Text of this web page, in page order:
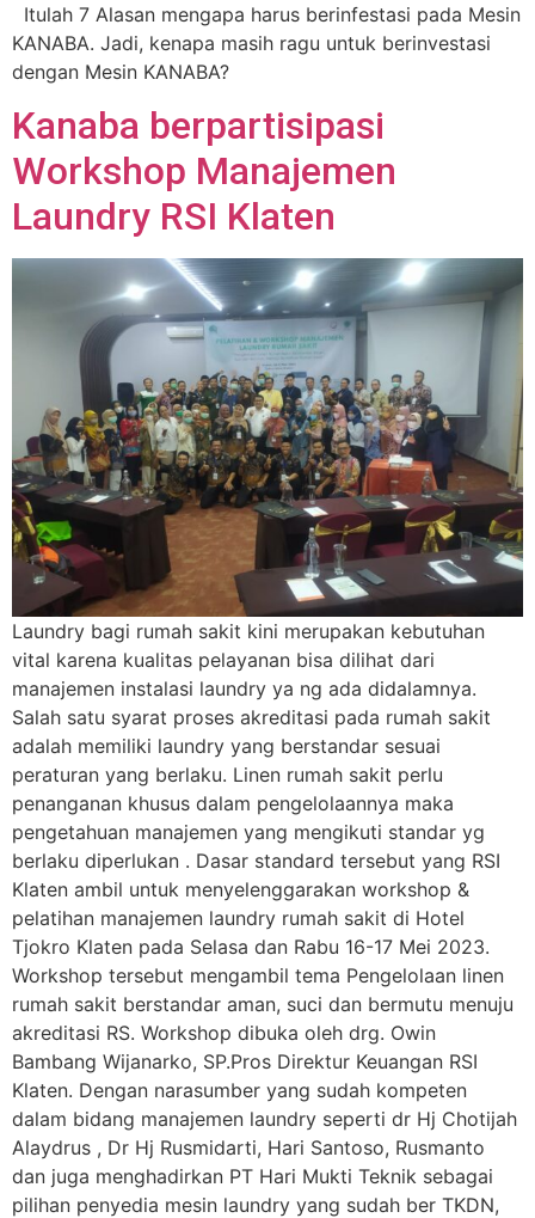
Itulah 7 Alasan mengapa harus berinfestasi pada Mesin
KANABA. Jadi, kenapa masih ragu untuk berinvestasi
dengan Mesin KANABA?
Kanaba berpartisipasi
Workshop Manajemen
Laundry RSI Klaten
Laundry bagi rumah sakit kini merupakan kebutuhan
vital karena kualitas pelayanan bisa dilihat dari
manajemen instalasi laundry ya ng ada didalamnya.
Salah satu syarat proses akreditasi pada rumah sakit
adalah memiliki laundry yang berstandar sesuai
peraturan yang berlaku. Linen rumah sakit perlu
penanganan khusus dalam pengelolaannya maka
pengetahuan manajemen yang mengikuti standar yg
berlaku diperlukan . Dasar standard tersebut yang RSI
Klaten ambil untuk menyelenggarakan workshop &
pelatihan manajemen laundry rumah sakit di Hotel
Tjokro Klaten pada Selasa dan Rabu 16-17 Mei 2023.
Workshop tersebut mengambil tema Pengelolaan linen
rumah sakit berstandar aman, suci dan bermutu menuju
akreditasi RS. Workshop dibuka oleh drg. Owin
Bambang Wijanarko, SP.Pros Direktur Keuangan RSI
Klaten. Dengan narasumber yang sudah kompeten
dalam bidang manajemen laundry seperti dr Hj Chotijah
Alaydrus , Dr Hj Rusmidarti, Hari Santoso, Rusmanto
dan juga menghadirkan PT Hari Mukti Teknik sebagai
pilihan penyedia mesin laundry yang sudah ber TKDN,